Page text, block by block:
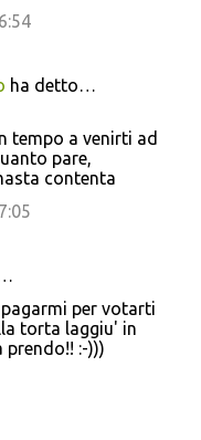
ha detto…
tempo a venirti ad
pare,
contenta
per votarti
torta laggiu' in
:-)))